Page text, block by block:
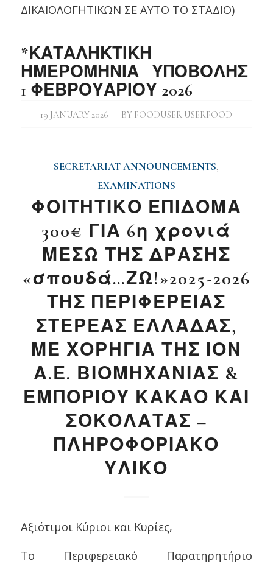
ΔΙΚΑΙΟΛΟΓΗΤΙΚΩΝ ΣΕ ΑΥΤΟ ΤΟ ΣΤΑΔΙΟ)
*ΚΑΤΑΛΗΚΤΙΚΗ
ΗΜΕΡΟΜΗΝΙΑ ΥΠΟΒΟΛΗΣ
1 ΦΕΒΡΟΥΑΡΙΟΥ 2026
19 JANUARY 2026
/ BY FOODUSER USERFOOD
SECRETARIAT ANNOUNCEMENTS,
EXAMINATIONS
ΦΟΙΤΗΤΙΚΟ ΕΠΙΔΟΜΑ
300€ ΓΙΑ 6η χρονιά
ΜΕΣΩ ΤΗΣ ΔΡΑΣΗΣ
«σπουδά…ΖΩ!»2025-2026
ΤΗΣ ΠΕΡΙΦΕΡΕΙΑΣ
ΣΤΕΡΕΑΣ ΕΛΛΑΔΑΣ,
ΜΕ ΧΟΡΗΓΙΑ ΤΗΣ ΙΟΝ
Α.Ε. ΒΙΟΜΗΧΑΝΙΑΣ &
ΕΜΠΟΡΙΟΥ ΚΑΚΑΟ ΚΑΙ
ΣΟΚΟΛΑΤΑΣ –
ΠΛΗΡΟΦΟΡΙΑΚΟ
ΥΛΙΚΟ
Αξιότιμοι Κύριοι και Κυρίες,
Το Περιφερειακό Παρατηρητήριο